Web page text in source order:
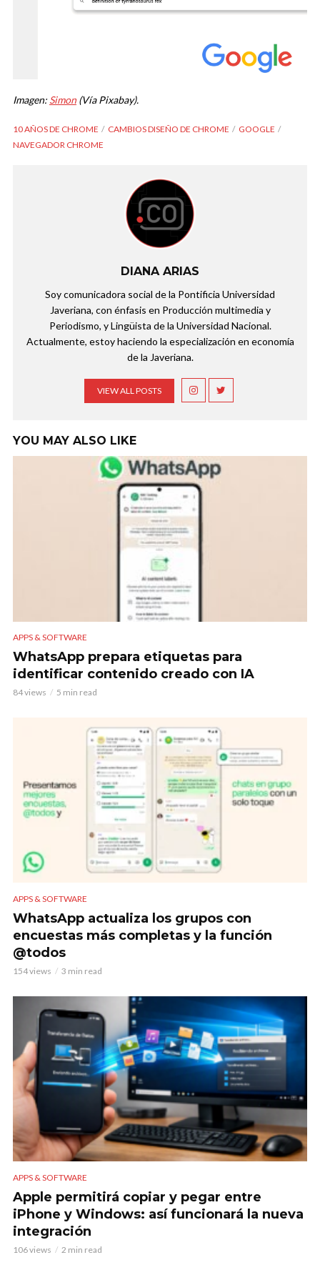
Imagen: Simon(Vía Pixabay).
10 AÑOS DE CHROME CAMBIOS DISEÑO DE CHROME
GOOGLE
NAVEGADOR CHROME
DIANA ARIAS
Soy comunicadora social de la Pontificia Universidad
Javeriana, con énfasis en Producción multimedia y
Periodismo, y Lingüista de la Universidad Nacional.
Actualmente, estoy haciendo la especialización en economía
de la Javeriana.
VIEW ALL POSTS
YOU MAY ALSO LIKE
APPS & SOFTWARE
WhatsApp prepara etiquetas para
identificar contenido creado con IA
84 views 5 min read
APPS & SOFTWARE
WhatsApp actualiza los grupos con
encuestas más completas y la función
@todos
154 views 3 min read
APPS & SOFTWARE
Apple permitirá copiar y pegar entre
iPhone y Windows: así funcionará la nueva
integración
106 views 2 min read